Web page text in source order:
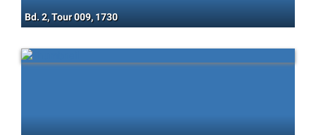
Bd. 2, Tour 009, 1730